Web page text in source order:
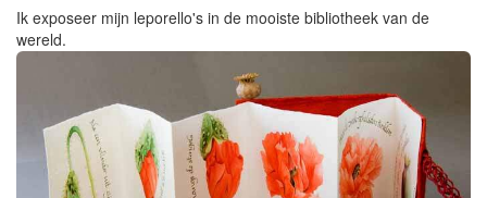
Ik exposeer mijn leporello's in de mooiste bibliotheek van de
wereld.